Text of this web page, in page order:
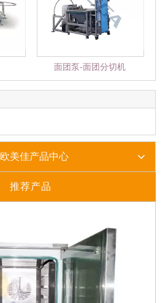
面团泵-面团分切机
欧美佳产品中心
推荐产品